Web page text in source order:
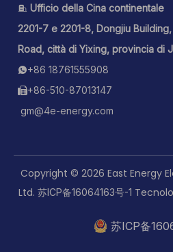
 Ufficio della Cina continentale
2201-7 e 2201-8, Dongjiu
Road, città di Yixing, provincia di
+86 18761555908
+86-510-87013147
gm@4e-energy.com
Copyright © 2026 East Energy
Ltd. 苏ICP备16064163号-1
苏ICP备